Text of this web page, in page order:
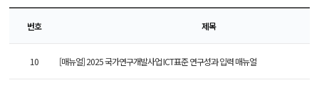
번호 제목
10 [매뉴얼] 2025 국가연구개발사업 ICT표준 연구성과 입력 매뉴얼